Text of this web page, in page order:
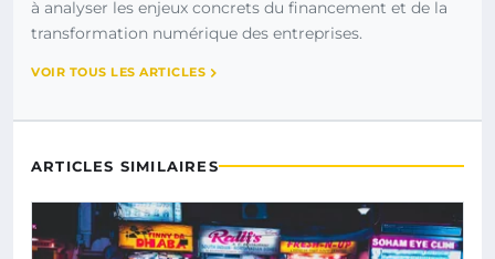
à analyser les enjeux concrets du financement et de la
transformation numérique des entreprises.
VOIR TOUS LES ARTICLES
ARTICLES SIMILAIRES